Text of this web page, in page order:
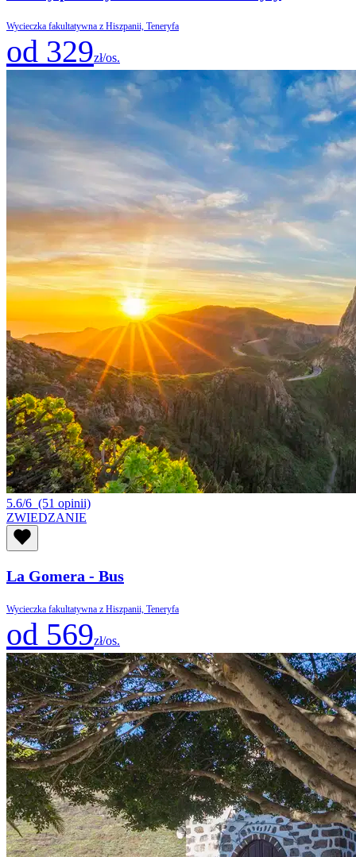
Wycieczka fakultatywna z Hiszpanii, Teneryfa
od 329zł/os.
5.6/6 (51 opinii)
ZWIEDZANIE
La Gomera - Bus
Wycieczka fakultatywna z Hiszpanii, Teneryfa
od 569zł/os.